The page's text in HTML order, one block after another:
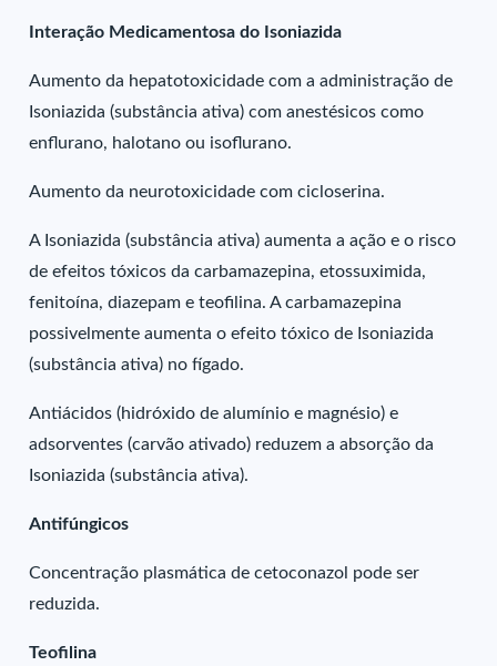
Interação Medicamentosa do Isoniazida
Aumento da hepatotoxicidade com a administração de
Isoniazida (substância ativa) com anestésicos como
enflurano, halotano ou isoflurano.
Aumento da neurotoxicidade com cicloserina.
A Isoniazida (substância ativa) aumenta a ação e o risco
de efeitos tóxicos da carbamazepina, etossuximida,
fenitoína, diazepam e teofilina. A carbamazepina
possivelmente aumenta o efeito tóxico de Isoniazida
(substância ativa) no fígado.
Antiácidos (hidróxido de alumínio e magnésio) e
adsorventes (carvão ativado) reduzem a absorção da
Isoniazida (substância ativa).
Antifúngicos
Concentração plasmática de cetoconazol pode ser
reduzida.
Teofilina